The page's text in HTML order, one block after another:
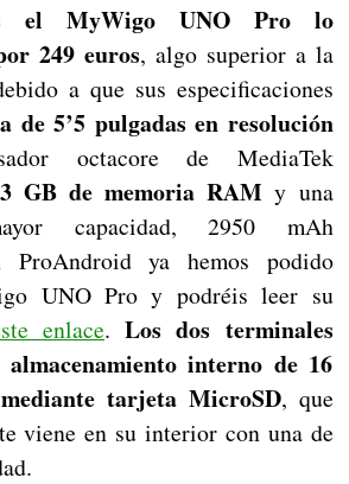
el MyWigo UNO Pro lo
249 euros, algo superior a la
a que sus especificaciones
de 5’5 pulgadas en resolución
octacore de MediaTek
3 GB de memoria RAM y una
capacidad, 2950 mAh
ProAndroid ya hemos podido
UNO Pro y podréis leer su
enlace.Los dos terminales
interno de 16
tarjeta MicroSD, que
viene en su interior con una de